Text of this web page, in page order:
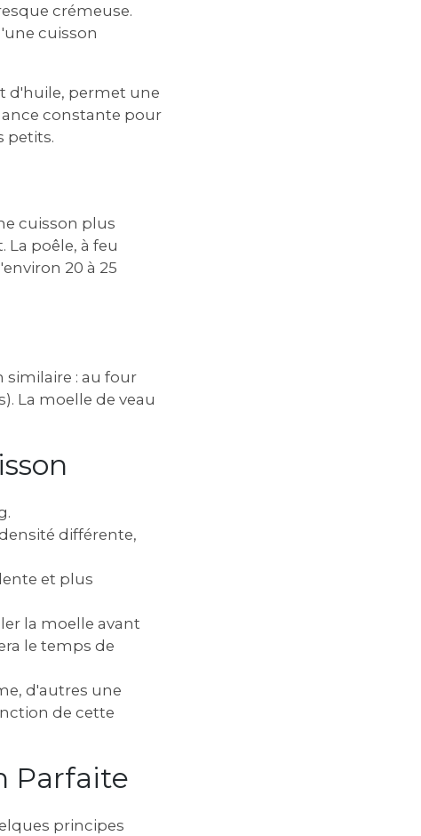
crémeuse.
cuisson
d'huile‚ permet une
constante pour
petits.
cuisson plus
poêle‚ à feu
20 à 25
similaire : au four
La moelle de veau
différente‚
et plus
la moelle avant
le temps de
d'autres une
de cette
Parfaite
principes